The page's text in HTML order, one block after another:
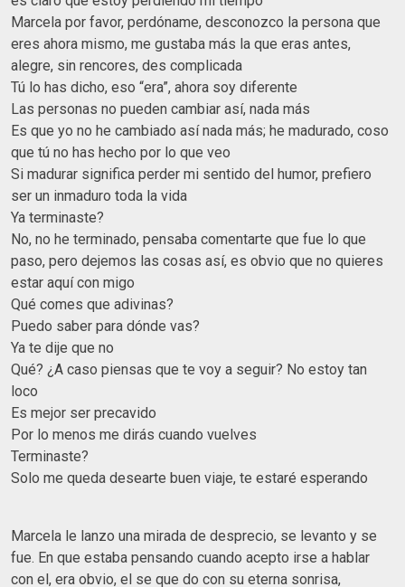
Marcela por favor, perdóname, desconozco la persona que
eres ahora mismo, me gustaba más la que eras antes,
alegre, sin rencores, des complicada
Tú lo has dicho, eso “era”, ahora soy diferente
Las personas no pueden cambiar así, nada más
Es que yo no he cambiado así nada más; he madurado, coso
que tú no has hecho por lo que veo
Si madurar significa perder mi sentido del humor, prefiero
ser un inmaduro toda la vida
Ya terminaste?
No, no he terminado, pensaba comentarte que fue lo que
paso, pero dejemos las cosas así, es obvio que no quieres
estar aquí con migo
Qué comes que adivinas?
Puedo saber para dónde vas?
Ya te dije que no
Qué? ¿A caso piensas que te voy a seguir? No estoy tan
loco
Es mejor ser precavido
Por lo menos me dirás cuando vuelves
Terminaste?
Solo me queda desearte buen viaje, te estaré esperando
Marcela le lanzo una mirada de desprecio, se levanto y se
fue. En que estaba pensando cuando acepto irse a hablar
con el, era obvio, el se que do con su eterna sonrisa,